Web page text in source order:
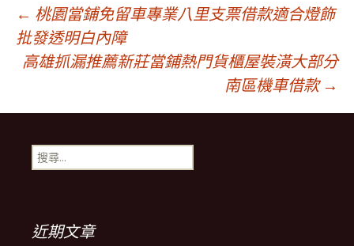
文
章
導
覽
列
← 桃園當鋪免留車專業八里支票借款適合燈飾
批發透明白內障
高雄抓漏推薦新莊當鋪熱門貨櫃屋裝潢大部分
南區機車借款 →
搜
尋
近期文章